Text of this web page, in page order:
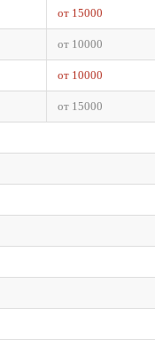
от 15000
от 10000
от 10000
от 15000